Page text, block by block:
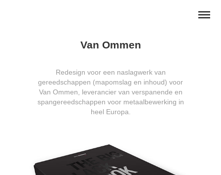
Van Ommen
Redesign voor een naslagwerk van
gereedschappen (mapomslag en inhoud) voor
Van Ommen, leverancier van verspanende en
spangereedschappen voor metaalbewerking in
heel Europa.